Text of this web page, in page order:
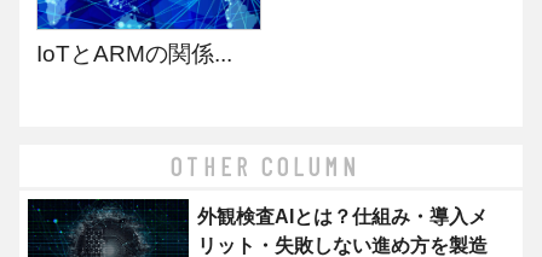
IoTとARMの関係...
OTHER COLUMN
外観検査AIとは？仕組み・導入メ
リット・失敗しない進め方を製造